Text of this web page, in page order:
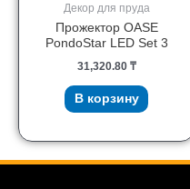
Декор для пруда
Прожектор OASE
PondoStar LED Set 3
31,320.80 ₸
В корзину